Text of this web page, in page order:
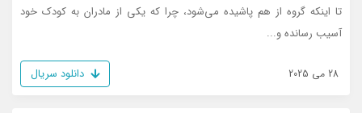
تا اینکه گروه از هم پاشیده می‌شود، چرا که یکی از مادران به کودک خود
آسیب رسانده و...
28 می 2025 دانلود سریال